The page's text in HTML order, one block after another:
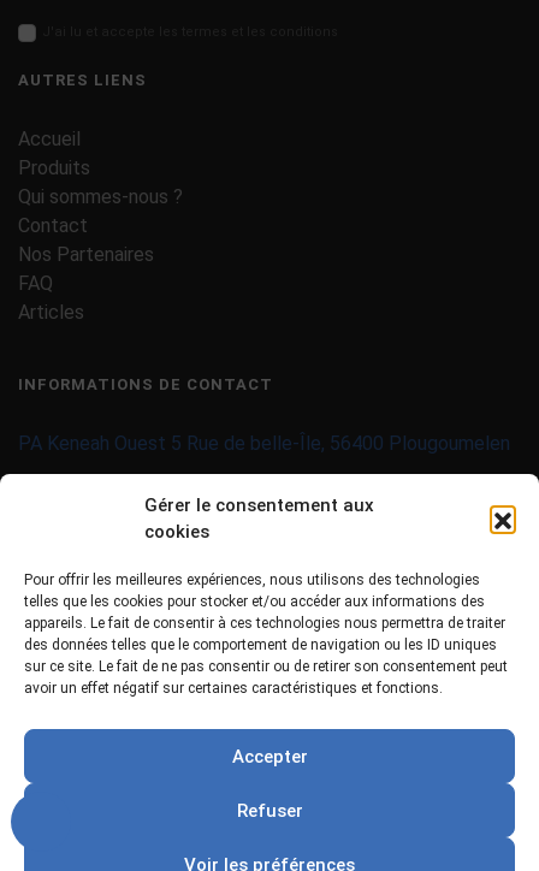
Gérer le consentement aux
cookies
Pour offrir les meilleures expériences, nous utilisons des technologies
telles que les cookies pour stocker et/ou accéder aux informations des
appareils. Le fait de consentir à ces technologies nous permettra de traiter
des données telles que le comportement de navigation ou les ID uniques
sur ce site. Le fait de ne pas consentir ou de retirer son consentement peut
avoir un effet négatif sur certaines caractéristiques et fonctions.
Accepter
Refuser
Voir les préférences
AUTRES LIENS
Accueil
Produits
Qui sommes-nous ?
Contact
Nos Partenaires
FAQ
Articles
INFORMATIONS DE CONTACT
PA Keneah Ouest 5 Rue de belle-Île, 56400 Plougoumelen
02 97 40 06 01
Copyright ©
Politiques de confidentialité